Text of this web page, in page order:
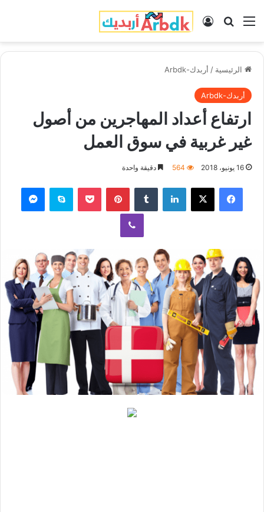
القائمة بحث عنتسجيل الدخول
الرئيسية / أربدك-Arbdk
أربدك-Arbdk
ارتفاع أعداد المهاجرين من أصول
غير غربية في سوق العمل
16 يونيو، 2018 564 دقيقة واحدة
فيسبوك لينكدإن بينتيريست سكايب
ڤايبر